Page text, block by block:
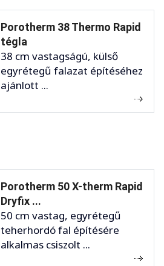
Porotherm 38 Thermo Rapid
tégla
38 cm vastagságú, külső
egyrétegű falazat építéséhez
ajánlott ...
Porotherm 50 X-therm Rapid
Dryfix ...
50 cm vastag, egyrétegű
teherhordó fal építésére
alkalmas csiszolt ...